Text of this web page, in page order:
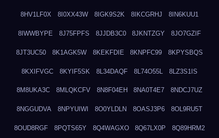
8HV1LF0X 8I0XX43W 8IGK9S2K 8IKCGRHJ 8IN6KUU1
8IWWBYPE 8J75FPFS 8JJDB3C0 8JKNTZGY 8JO7GZIF
8JT3UC50 8K1AGK5W 8KEKFDIE 8KNPFC99 8KPYSBQS
8KXIFVGC 8KYIF5SK 8L34DAQF 8L74O55L 8LZ3S1IS
8M8UKA3C 8MLQKCFV 8N8F04EH 8NA0T4E7 8NDCJ7UZ
8NGGUDVA 8NPYUIWI 8O0YLDLN 8OASJ3P6 8OL9RU5T
8OUD8RGF 8PQTS65Y 8Q4WAGXO 8Q67LX0P 8Q89HRM2